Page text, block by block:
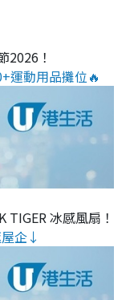
2026！
運動用品攤位🔥
TIGER 冰感風扇！
企↓